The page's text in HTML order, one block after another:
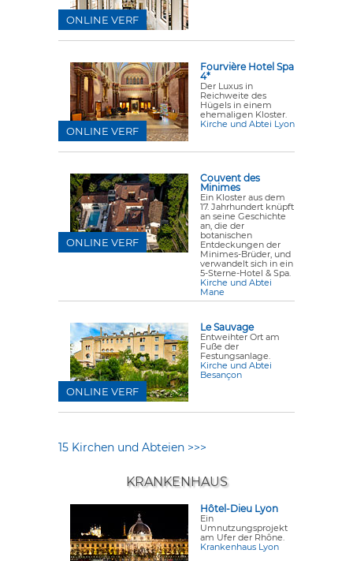
ONLINE VERF
Fourvière Hotel Spa
4*
Der Luxus in
Reichweite des
Hügels in einem
ehemaligen Kloster.
Kirche und Abtei Lyon
ONLINE VERF
Couvent des
Minimes
Ein Kloster aus dem
17. Jahrhundert knüpft
an seine Geschichte
an, die der
botanischen
Entdeckungen der
Minimes-Brüder, und
verwandelt sich in ein
5-Sterne-Hotel & Spa.
Kirche und Abtei
Mane
ONLINE VERF
Le Sauvage
Entweihter Ort am
Fuße der
Festungsanlage.
Kirche und Abtei
Besançon
ONLINE VERF
15 Kirchen und Abteien >>>
KRANKENHAUS
Hôtel-Dieu Lyon
Ein
Umnutzungsprojekt
am Ufer der Rhône.
Krankenhaus Lyon